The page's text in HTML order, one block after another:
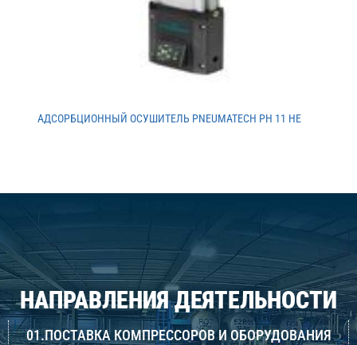
АДСОРБЦИОННЫЙ ОСУШИТЕЛЬ PNEUMATECH PH 11 HE
НАПРАВЛЕНИЯ ДЕЯТЕЛЬНОСТИ
01.ПОСТАВКА КОМПРЕССОРОВ И ОБОРУДОВАНИЯ